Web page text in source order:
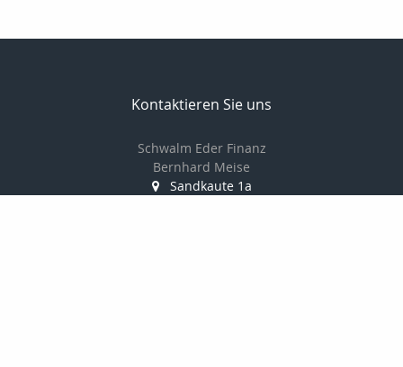
Kontaktieren Sie uns
Schwalm Eder Finanz
Bernhard Meise
Sandkaute 1a